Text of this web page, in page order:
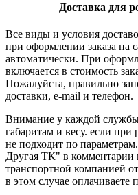
Доставка для
Все виды и условия
при оформлении заказа на
автоматически. При
включается в стоимость
Пожалуйста, правильно
доставки, e-mail и телефон.
Внимание у каждой службы
габаритам и весу. если при
не подходит по
Другая ТК" в комментарии
транспортной компанией
в этом случае оплачиваете